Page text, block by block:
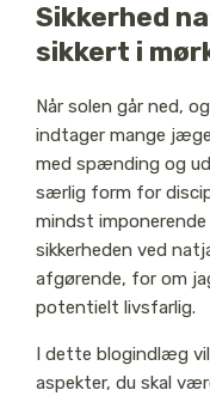
Sikkerhed
sikkert i
Når solen går ned,
indtager mange
med spænding og
særlig form for
mindst
sikkerheden ved
afgørende, for om
potentielt livsfarlig.
I dette blogindlæg
aspekter, du skal